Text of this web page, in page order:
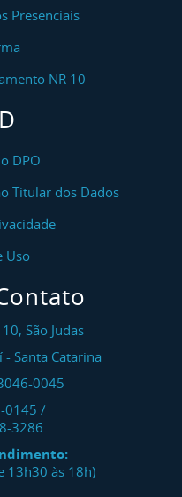
Presenciais
NR 10
DPO
Titular dos Dados
Uso
São Judas
- Santa Catarina
0045
0145 /
3286
13h30 às 18h)